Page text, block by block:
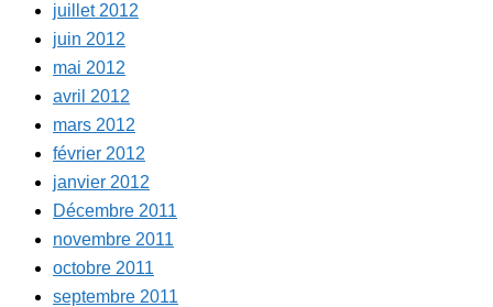
juillet 2012
juin 2012
mai 2012
avril 2012
mars 2012
février 2012
janvier 2012
Décembre 2011
novembre 2011
octobre 2011
septembre 2011